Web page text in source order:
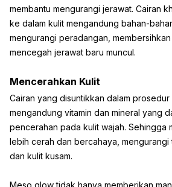
membantu mengurangi jerawat. Cairan
ke dalam kulit mengandung bahan-
mengurangi peradangan,
mencegah jerawat baru muncul.
Mencerahkan Kulit
Cairan yang disuntikkan dalam
mengandung vitamin dan mineral yang
pencerahan pada kulit wajah. Sehingga
lebih cerah dan bercahaya,
dan kulit kusam.
Meso glow tidak hanya memberikan